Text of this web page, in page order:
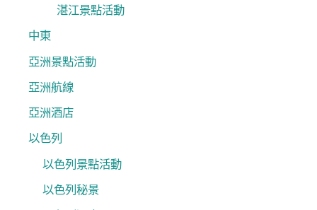
湛江景點活動
中東
亞洲景點活動
亞洲航線
亞洲酒店
以色列
以色列景點活動
以色列秘景